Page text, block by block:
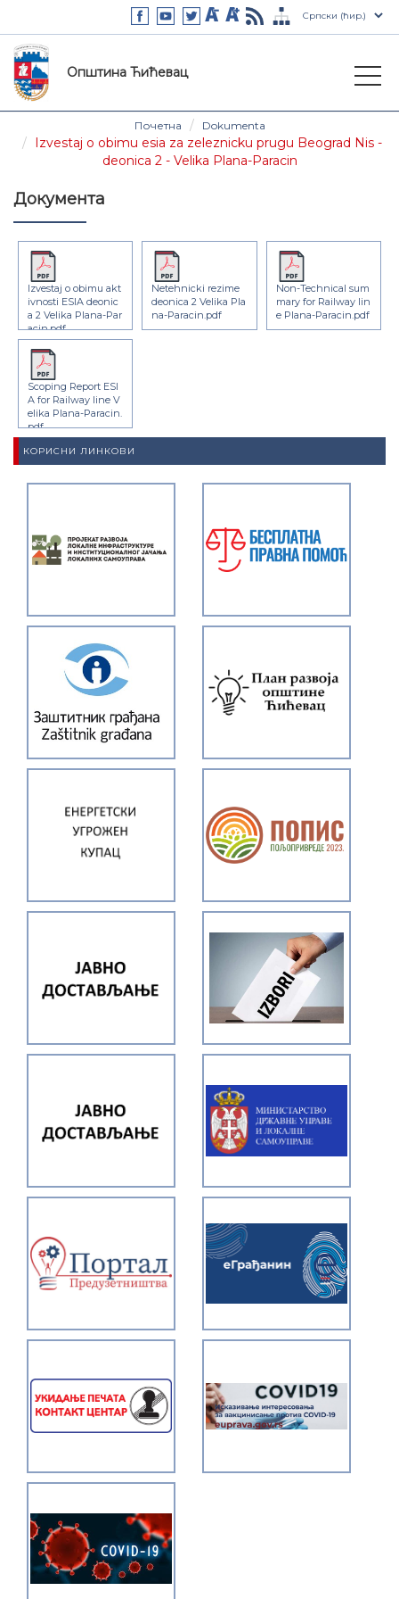
Општина Ћићевац
Почетна Dokumenta
Izvestaj o obimu esia za zeleznicku prugu Beograd Nis -
deonica 2 - Velika Plana-Paracin
Документа
Izvestaj o obimu akt
ivnosti ESIA deonic
a 2 Velika Plana-Par
acin.pdf
Netehnicki rezime
deonica 2 Velika Pla
na-Paracin.pdf
Non-Technical sum
mary for Railway lin
e Plana-Paracin.pdf
Scoping Report ESI
A for Railway line V
elika Plana-Paracin.
pdf
КОРИСНИ ЛИНКОВИ